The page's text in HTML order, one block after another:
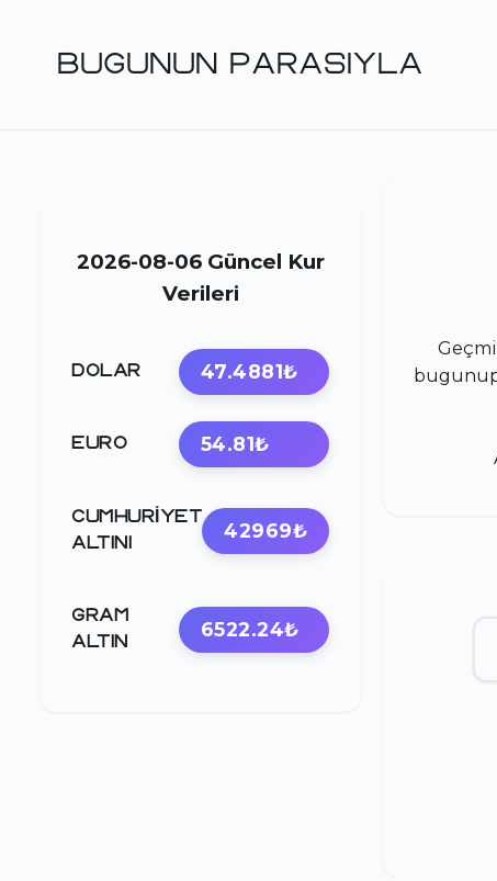
BUGUNUN PARASIYLA
2026-08-06 Güncel Kur
Verileri
DOLAR 47.4881₺
EURO 54.81₺
CUMHURIYET
ALTINI
42969₺
GRAM
ALTIN
6522.24₺